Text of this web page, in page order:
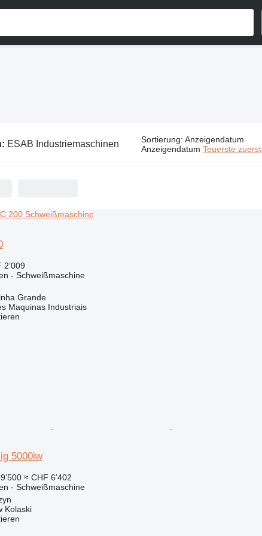
ESAB Industriemaschinen Sortierung: Anzeigendatum
Anzeigendatum Teuerste zuerst
2’009
- Schweißmaschine
Grande
Maquinas Industriais
5000iw
≈ CHF 6’402
- Schweißmaschine
Kolaski